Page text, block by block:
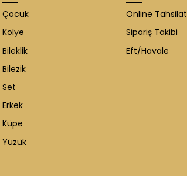
Çocuk
Kolye
Bileklik
Bilezik
Set
Erkek
Küpe
Yüzük
Online Tahsilat
Sipariş Takibi
Eft/Havale